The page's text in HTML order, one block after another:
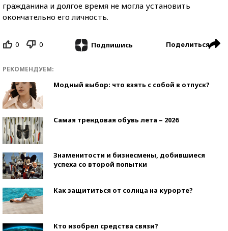
гражданина и долгое время не могла установить
окончательно его личность.
0 0 Подпишись Поделиться
РЕКОМЕНДУЕМ:
Модный выбор: что взять с собой в отпуск?
Самая трендовая обувь лета – 2026
Знаменитости и бизнесмены, добившиеся
успеха со второй попытки
Как защититься от солнца на курорте?
Кто изобрел средства связи?